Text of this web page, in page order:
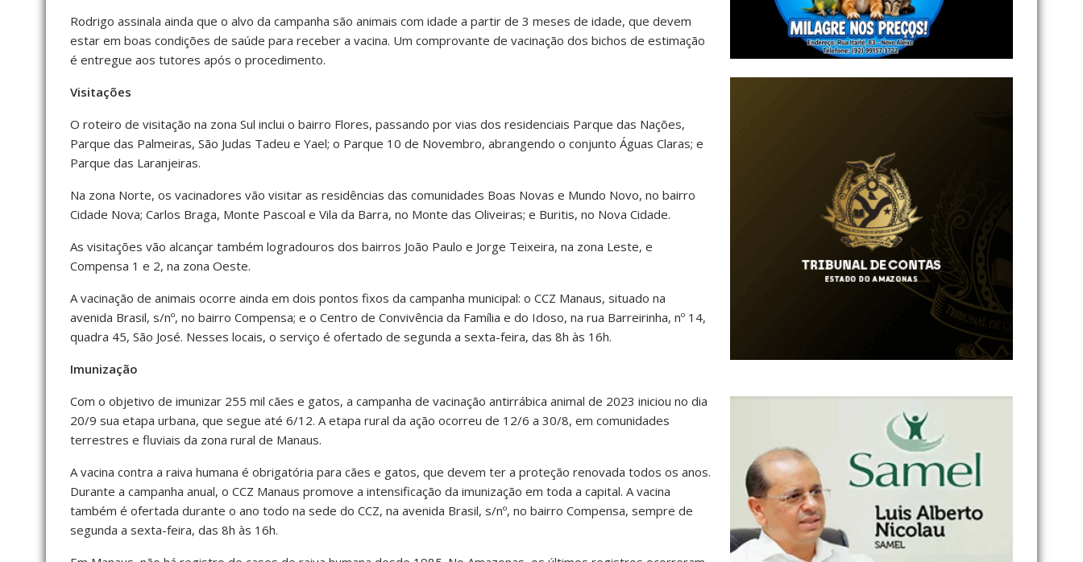
Rodrigo assinala ainda que o alvo da campanha são animais com idade a partir de 3 meses de idade, que devem
estar em boas condições de saúde para receber a vacina. Um comprovante de vacinação dos bichos de estimação
é entregue aos tutores após o procedimento.
Visitações
O roteiro de visitação na zona Sul inclui o bairro Flores, passando por vias dos residenciais Parque das Nações,
Parque das Palmeiras, São Judas Tadeu e Yael; o Parque 10 de Novembro, abrangendo o conjunto Águas Claras; e
Parque das Laranjeiras.
Na zona Norte, os vacinadores vão visitar as residências das comunidades Boas Novas e Mundo Novo, no bairro
Cidade Nova; Carlos Braga, Monte Pascoal e Vila da Barra, no Monte das Oliveiras; e Buritis, no Nova Cidade.
As visitações vão alcançar também logradouros dos bairros João Paulo e Jorge Teixeira, na zona Leste, e
Compensa 1 e 2, na zona Oeste.
A vacinação de animais ocorre ainda em dois pontos fixos da campanha municipal: o CCZ Manaus, situado na
avenida Brasil, s/nº, no bairro Compensa; e o Centro de Convivência da Família e do Idoso, na rua Barreirinha, nº 14,
quadra 45, São José. Nesses locais, o serviço é ofertado de segunda a sexta-feira, das 8h às 16h.
Imunização
Com o objetivo de imunizar 255 mil cães e gatos, a campanha de vacinação antirrábica animal de 2023 iniciou no dia
20/9 sua etapa urbana, que segue até 6/12. A etapa rural da ação ocorreu de 12/6 a 30/8, em comunidades
terrestres e fluviais da zona rural de Manaus.
A vacina contra a raiva humana é obrigatória para cães e gatos, que devem ter a proteção renovada todos os anos.
Durante a campanha anual, o CCZ Manaus promove a intensificação da imunização em toda a capital. A vacina
também é ofertada durante o ano todo na sede do CCZ, na avenida Brasil, s/nº, no bairro Compensa, sempre de
segunda a sexta-feira, das 8h às 16h.